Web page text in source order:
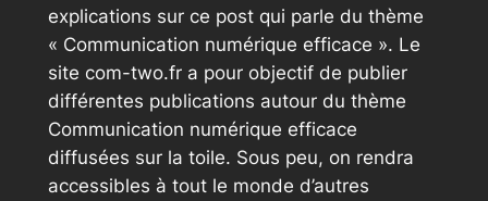
explications sur ce post qui parle du thème
« Communication numérique efficace ». Le
site com-two.fr a pour objectif de publier
différentes publications autour du thème
Communication numérique efficace
diffusées sur la toile. Sous peu, on rendra
accessibles à tout le monde d’autres